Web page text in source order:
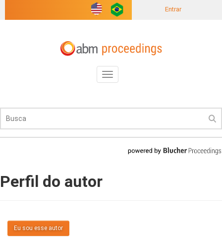
Entrar
Toggle
navigation
Perfil do autor
Eu sou esse autor